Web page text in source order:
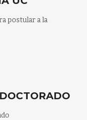
postular a la